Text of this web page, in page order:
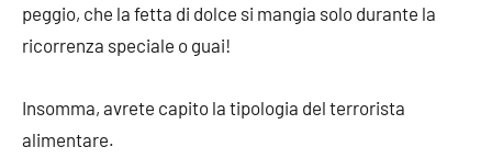
peggio, che la fetta di dolce si mangia solo durante la
ricorrenza speciale o guai!
Insomma, avrete capito la tipologia del terrorista
alimentare.